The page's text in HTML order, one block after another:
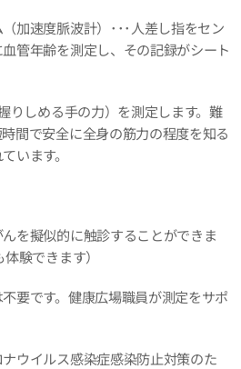
加速度脈波計）･･･人差し指をセン
管年齢を測定し、その記録がシート
しめる手の力）を測定します。難
間で安全に全身の筋力の程度を知る
います。
を擬似的に触診することができま
験できます）
です。健康広場職員が測定をサポ
ウイルス感染症感染防止対策のた